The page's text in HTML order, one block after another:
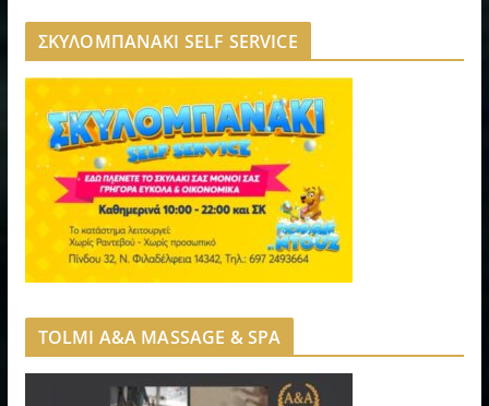
ΣΚΥΛΟΜΠΑΝΑΚΙ SELF SERVICE
TOLMI A&A MASSAGE & SPA